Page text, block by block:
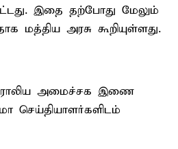
இதை தற்போது மேலும்
மத்திய அரசு கூறியுள்ளது.
அமைச்சக இணை
செய்தியாளர்களிடம்